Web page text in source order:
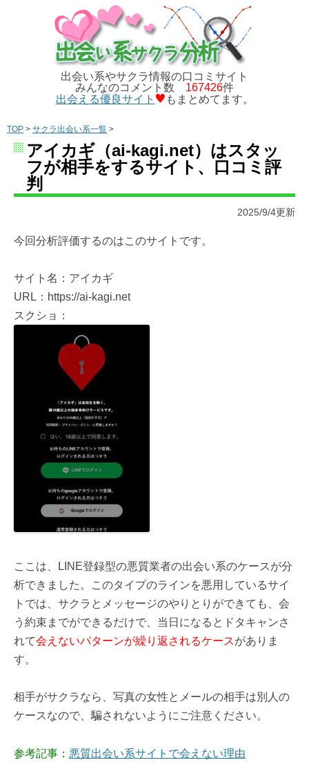
出会い系やサクラ情報の口コミサイト
みんなのコメント数 167426件
出会える優良サイト
もまとめてます。
TOP > サクラ出会い系一覧 >
アイカギ（ai-kagi.net）はスタッ
フが相手をするサイト、口コミ評
判
2025/9/4更新
今回分析評価するのはこのサイトです。
サイト名：アイカギ
URL：https://ai-kagi.net
スクショ：
ここは、LINE登録型の悪質業者の出会い系のケースが分
析できました。このタイプのラインを悪用しているサイ
トでは、サクラとメッセージのやりとりができても、会
う約束までができるだけで、当日になるとドタキャンさ
れて会えないパターンが繰り返されるケースがありま
す。
相手がサクラなら、写真の女性とメールの相手は別人の
ケースなので、騙されないようにご注意ください。
参考記事： 悪質出会い系サイトで会えない理由